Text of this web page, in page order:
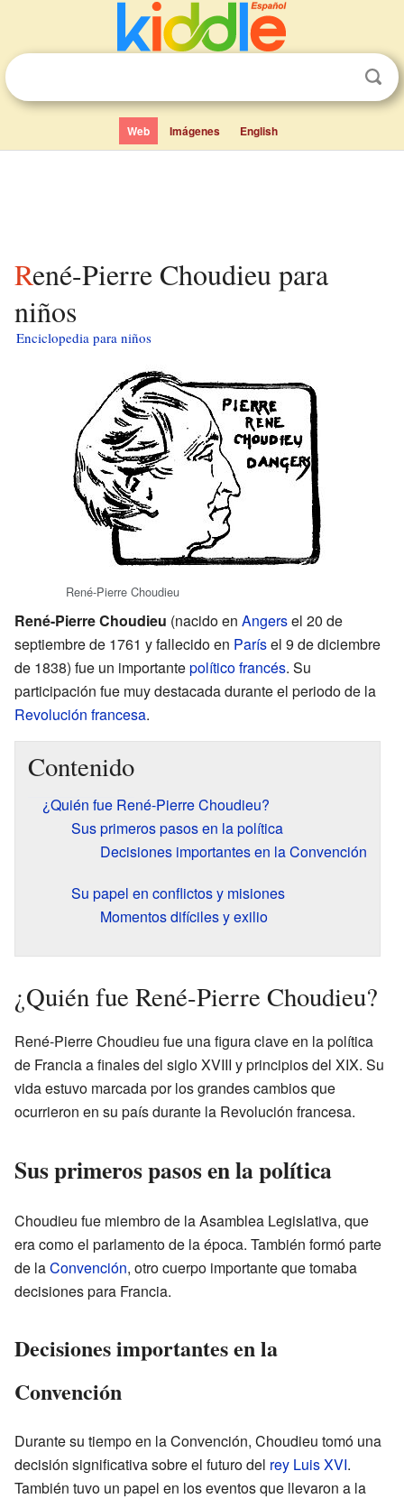
Web Imágenes English
René-Pierre Choudieu para
niños
Enciclopedia para niños
René-Pierre Choudieu
René-Pierre Choudieu (nacido en Angersel 20 de
septiembre de 1761 y fallecido en Parísel 9 de diciembre
de 1838) fue un importantepolíticofrancés. Su
participación fue muy destacada durante el periodo de la
Revolución francesa.
Contenido
¿Quién fue René-Pierre Choudieu?
Sus primeros pasos en la política
Decisiones importantes en la Convención
Su papel en conflictos y misiones
Momentos difíciles y exilio
¿Quién fue René-Pierre Choudieu?
René-Pierre Choudieu fue una figura clave en la política
de Francia a finales del siglo XVIII y principios del XIX. Su
vida estuvo marcada por los grandes cambios que
ocurrieron en su país durante la Revolución francesa.
Sus primeros pasos en la política
Choudieu fue miembro de la Asamblea Legislativa, que
era como el parlamento de la época. También formó parte
de laConvención, otro cuerpo importante que tomaba
decisiones para Francia.
Decisiones importantes en la
Convención
Durante su tiempo en la Convención, Choudieu tomó una
decisión significativa sobre el futuro del rey Luis XVI.
También tuvo un papel en los eventos que llevaron a la